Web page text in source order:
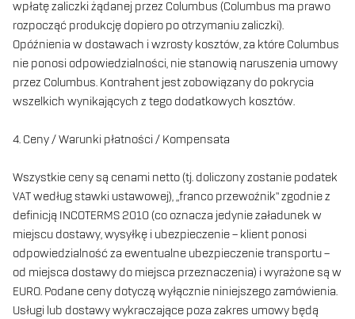
wpłatę zaliczki żądanej przez Columbus (Columbus ma prawo
rozpocząć produkcję dopiero po otrzymaniu zaliczki).
Opóźnienia w dostawach i wzrosty kosztów, za które Columbus
nie ponosi odpowiedzialności, nie stanowią naruszenia umowy
przez Columbus. Kontrahent jest zobowiązany do pokrycia
wszelkich wynikających z tego dodatkowych kosztów.
4. Ceny / Warunki płatności / Kompensata
Wszystkie ceny są cenami netto (tj. doliczony zostanie podatek
VAT według stawki ustawowej), „franco przewoźnik” zgodnie z
definicją INCOTERMS 2010 (co oznacza jedynie załadunek w
miejscu dostawy, wysyłkę i ubezpieczenie – klient ponosi
odpowiedzialność za ewentualne ubezpieczenie transportu –
od miejsca dostawy do miejsca przeznaczenia) i wyrażone są w
EURO. Podane ceny dotyczą wyłącznie niniejszego zamówienia.
Usługi lub dostawy wykraczające poza zakres umowy będą